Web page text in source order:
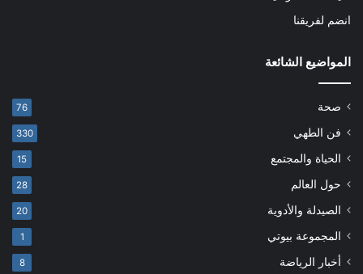
انضم لفريقنا
المواضيع الشائعة
صحة 76
فن الطهي 330
الحياة والمجتمع 15
حول العالم 28
الصيدلة والأدوية 20
المجموعة بيوتي 1
أخبار الرياضة 8